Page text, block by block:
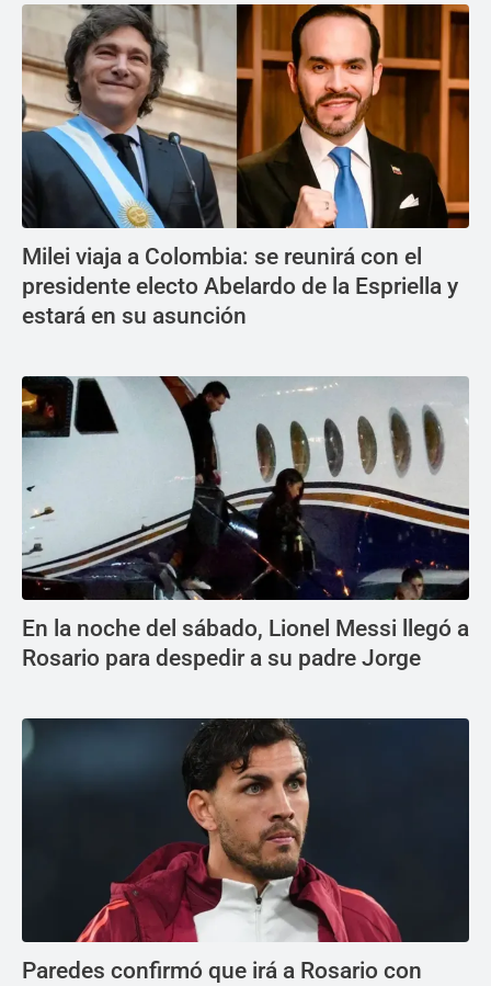
Milei viaja a Colombia: se reunirá con el
presidente electo Abelardo de la Espriella y
estará en su asunción
En la noche del sábado, Lionel Messi llegó a
Rosario para despedir a su padre Jorge
Paredes confirmó que irá a Rosario con